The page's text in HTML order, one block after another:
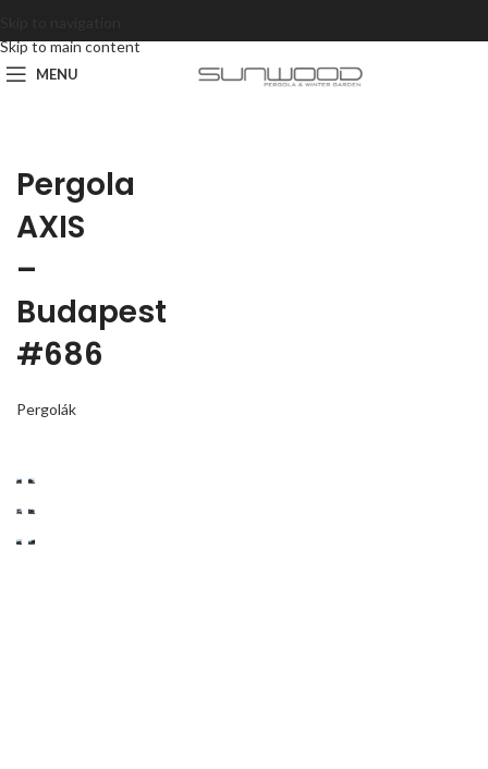
Skip to main content
MENU
Pergola
AXIS
–
Budapest
#686
Pergolák